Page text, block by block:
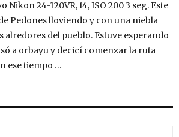
Nikon 24-120VR, f4, ISO 200 3 seg. Este
Pedones lloviendo y con una niebla
alredores del pueblo. Estuve esperando
a orbayu y decicí comenzar la ruta
ese tiempo …